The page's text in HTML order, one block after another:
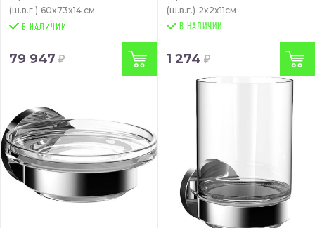
(ш.в.г.) 60x73x14 см.
79 947
(ш.в.г.) 2x2x11см
В НАЛИЧИИ
1 274